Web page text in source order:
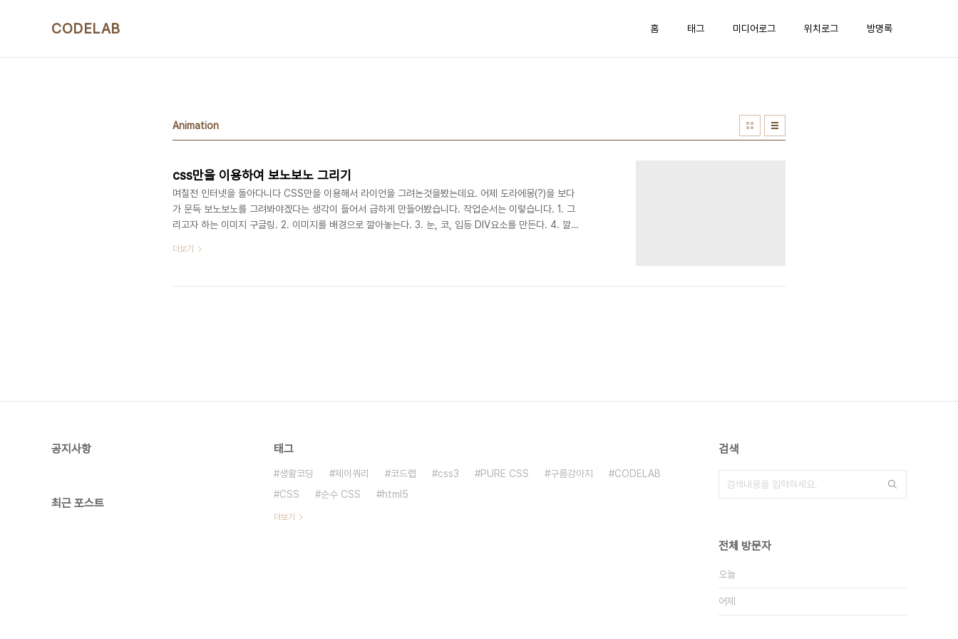
CODELAB 홈 태그 미디어로그 위치로그 방명록
Animation
css만을 이용하여 보노보노 그리기
며칠전 인터넷을 돌아다니다 CSS만을 이용해서 라이언을 그려논것을봤는데요. 어제 도라에몽(?)을 보다
가 문득 보노보노를 그려봐야겠다는 생각이 들어서 급하게 만들어봤습니다. 작업순서는 이렇습니다. 1. 그
리고자 하는 이미지 구글링. 2. 이미지를 배경으로 깔아놓는다. 3. 눈, 코, 입등 DIV요소를 만든다. 4. 깔아
다. 결과물 드랍 See the Pen BonoBono by jisungyoo (@mainplay) on CodePen. 주로 사용된
5. tra..
더보기
공지사항
최근 포스트
태그
생활코딩 제이쿼리 코드랩 css3 PURE CSS 구름강아지
CODELAB
CSS
순수 CSS html5
더보기
검색
전체 방문자
오늘
어제